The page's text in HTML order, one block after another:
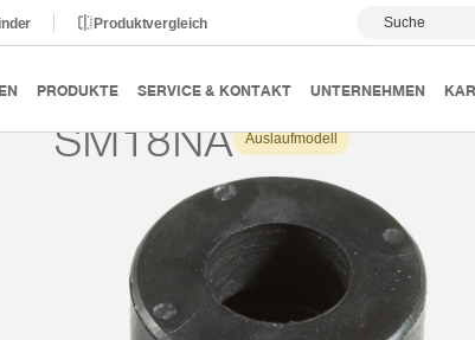
Produktvergleich Suche
PRODUKTE SERVICE & KONTAKT UNTERNEHMEN
Vakuumtechnik Vakuumsauger Serie SM
SM18NA Auslaufmodell